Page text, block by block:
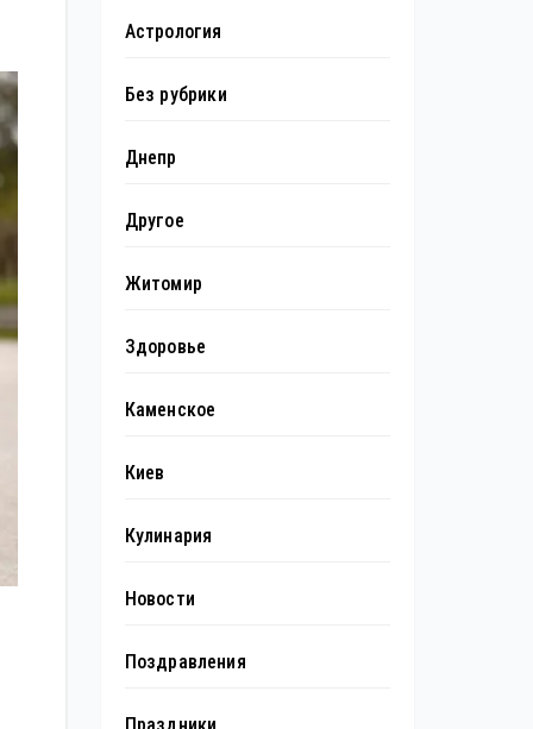
Астрология
Без рубрики
Днепр
Другое
Житомир
Здоровье
Каменское
Киев
Кулинария
Новости
Поздравления
Праздники